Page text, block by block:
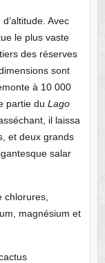
Avec
le plus vaste
des réserves
sont
à 10 000
partie du Lago
il laissa
et deux grands
salar
chlorures,
magnésium et